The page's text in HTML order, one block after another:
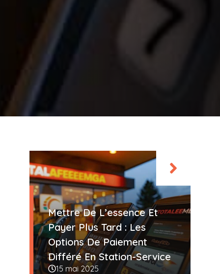
Mettre De L’essence Et
Payer Plus Tard : Les
Options De Paiement
Différé En Station-Service
15 mai 2025